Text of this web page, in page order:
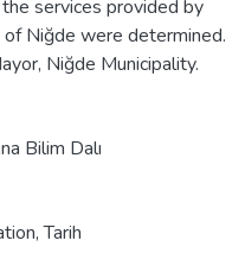
services provided by
Niğde were determined.
Niğde Municipality.
Bilim Dalı
,Tarih